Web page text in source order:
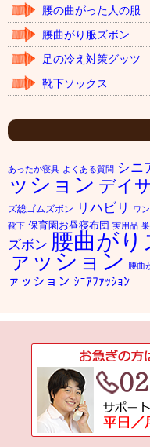
腰の曲がった人の服
腰曲がり服ズボン
足の冷え対策グッツ
靴下ソックス
あったか寝具 よくある質問 シニ
ッション デイ
ズ総ゴムズボン
リハビリ ワ
靴下 保育園お昼寝布団 実用品
ズボン 腰曲が
ァッション 腰曲
ァッション ｼﾆｱﾌｧｯｼｮﾝ